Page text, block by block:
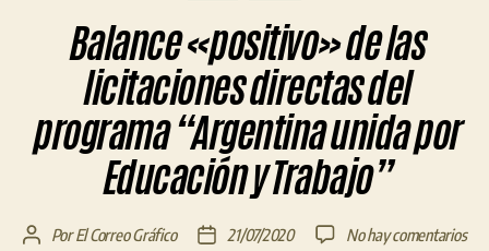
Balance «positivo» de las
licitaciones directas del
programa “Argentina unida por
Educación y Trabajo”
AutorPorEl Correo Gráfico
Fecha21/07/2020 No hay comentariosen